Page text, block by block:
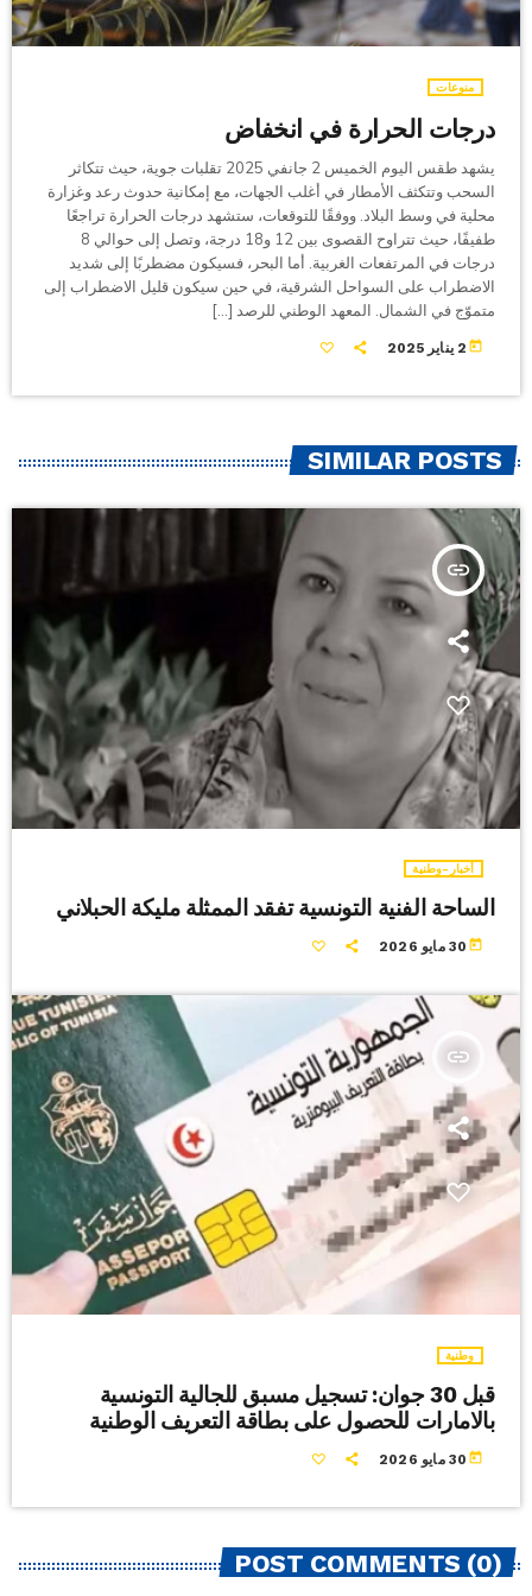
منوعات
درجات الحرارة في انخفاض
يشهد طقس اليوم الخميس 2 جانفي 2025 تقلبات جوية، حيث تتكاثر
السحب وتتكثف الأمطار في أغلب الجهات، مع إمكانية حدوث رعد وغزارة
محلية في وسط البلاد. ووفقًا للتوقعات، ستشهد درجات الحرارة تراجعًا
طفيفًا، حيث تتراوح القصوى بين 12 و18 درجة، وتصل إلى حوالي 8
درجات في المرتفعات الغربية. أما البحر، فسيكون مضطربًا إلى شديد
الاضطراب على السواحل الشرقية، في حين سيكون قليل الاضطراب إلى
متموّج في الشمال. المعهد الوطني للرصد […]
today 2 يناير 2025
SIMILAR POSTS
insert_link
أخبار-وطنية
الساحة الفنية التونسية تفقد الممثلة مليكة الحبلاني
today 30 مايو 2026
insert_link
وطنية
قبل 30 جوان: تسجيل مسبق للجالية التونسية
بالامارات للحصول على بطاقة التعريف الوطنية
today 30 مايو 2026
POST COMMENTS (0)